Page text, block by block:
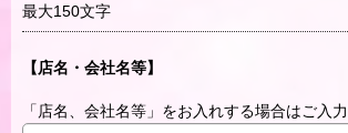
最大150文字
【店名・会社名等】
「店名、会社名等」をお入れする場合はご入